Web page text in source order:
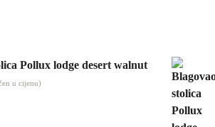
Pollux lodge desert walnut
u cijenu)